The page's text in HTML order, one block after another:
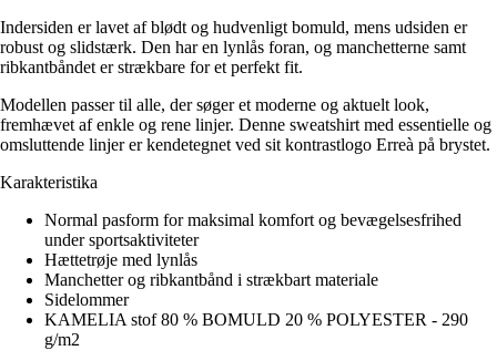
Indersiden er lavet af blødt og hudvenligt bomuld, mens udsiden er
robust og slidstærk. Den har en lynlås foran, og manchetterne samt
ribkantbåndet er strækbare for et perfekt fit.
Modellen passer til alle, der søger et moderne og aktuelt look,
fremhævet af enkle og rene linjer. Denne sweatshirt med essentielle og
omsluttende linjer er kendetegnet ved sit kontrastlogo Erreà på brystet.
Karakteristika
Normal pasform for maksimal komfort og bevægelsesfrihed
under sportsaktiviteter
Hættetrøje med lynlås
Manchetter og ribkantbånd i strækbart materiale
Sidelommer
KAMELIA stof 80 % BOMULD 20 % POLYESTER - 290
g/m2